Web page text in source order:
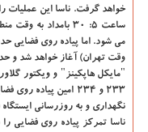
خواهد گرفت. ناسا این عملیات
وقت تهران) آغاز خواهد شد و حدود ۶ ساعت و نیم طول خواهد
"مایکل هاپکینز" و ویکتور
۲۳۳ و ۲۳۴ امین
نگهداری و به روزرسانی
ناسا تمرکز پیاده روی فضایی